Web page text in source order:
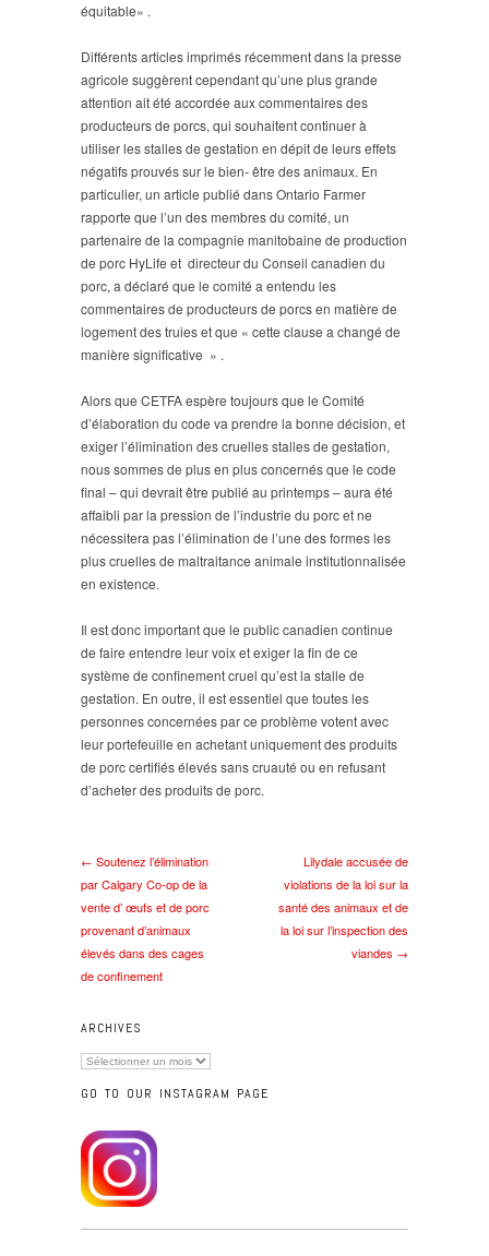
équitable» .
Différents articles imprimés récemment dans la presse
agricole suggèrent cependant qu’une plus grande
attention ait été accordée aux commentaires des
producteurs de porcs, qui souhaitent continuer à
utiliser les stalles de gestation en dépit de leurs effets
négatifs prouvés sur le bien- être des animaux. En
particulier, un article publié dans Ontario Farmer
rapporte que l’un des membres du comité, un
partenaire de la compagnie manitobaine de production
de porc HyLife et directeur du Conseil canadien du
porc, a déclaré que le comité a entendu les
commentaires de producteurs de porcs en matière de
logement des truies et que « cette clause a changé de
manière significative » .
Alors que CETFA espère toujours que le Comité
d’élaboration du code va prendre la bonne décision, et
exiger l’élimination des cruelles stalles de gestation,
nous sommes de plus en plus concernés que le code
final – qui devrait être publié au printemps – aura été
affaibli par la pression de l’industrie du porc et ne
nécessitera pas l’élimination de l’une des formes les
plus cruelles de maltraitance animale institutionnalisée
en existence.
Il est donc important que le public canadien continue
de faire entendre leur voix et exiger la fin de ce
système de confinement cruel qu’est la stalle de
gestation. En outre, il est essentiel que toutes les
personnes concernées par ce problème votent avec
leur portefeuille en achetant uniquement des produits
de porc certifiés élevés sans cruauté ou en refusant
d’acheter des produits de porc.
← Soutenez l’élimination
par Calgary Co-op de la
vente d’ œufs et de porc
provenant d’animaux
élevés dans des cages
de confinement
Lilydale accusée de
violations de la loi sur la
santé des animaux et de
la loi sur l’inspection des
viandes →
ARCHIVES
Archives
GO TO OUR INSTAGRAM PAGE